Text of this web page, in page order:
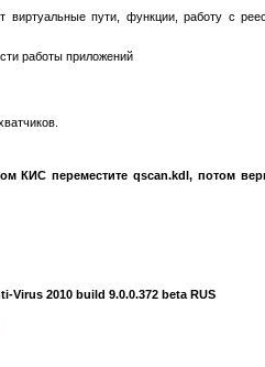
виртуальные пути, функции, работу с
работы приложений
КИС переместите qscan.kdl, потом
Virus 2010 build 9.0.0.372 beta RUS